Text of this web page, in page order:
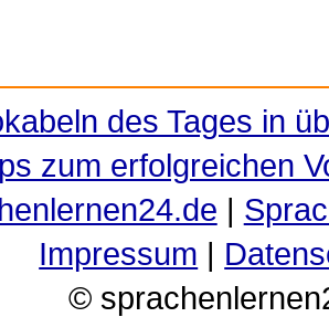
des Tages in
zum erfolgreichen
|
Impressum |
©